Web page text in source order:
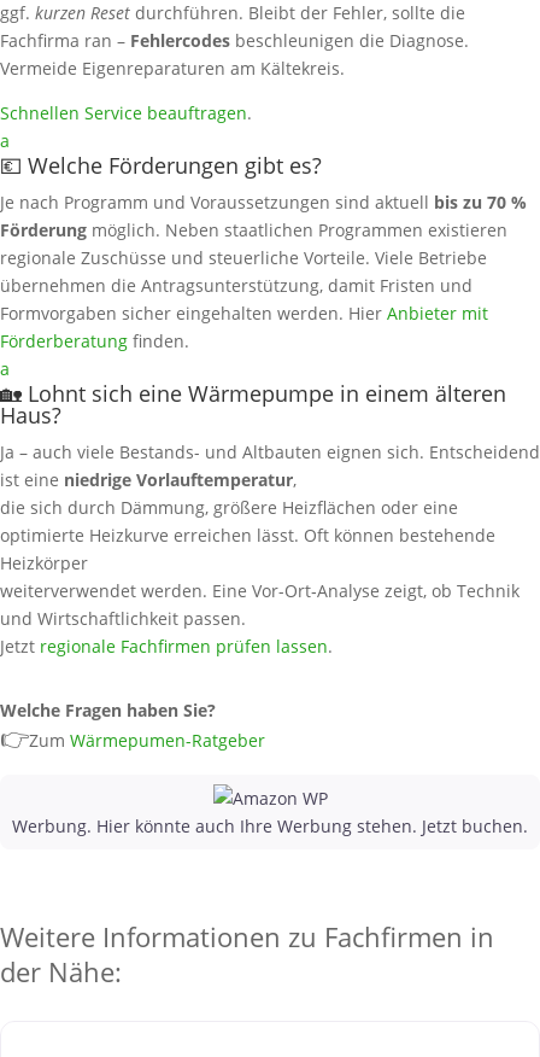
ggf. kurzen Reset durchführen. Bleibt der Fehler, sollte die
Fachfirma ran – Fehlercodes beschleunigen die Diagnose.
Vermeide Eigenreparaturen am Kältekreis.
Schnellen Service beauftragen.
a
💶 Welche Förderungen gibt es?
Je nach Programm und Voraussetzungen sind aktuell bis zu 70 %
Förderung möglich. Neben staatlichen Programmen existieren
regionale Zuschüsse und steuerliche Vorteile. Viele Betriebe
übernehmen die Antragsunterstützung, damit Fristen und
Formvorgaben sicher eingehalten werden. Hier Anbieter mit
Förderberatung finden.
a
🏡 Lohnt sich eine Wärmepumpe in einem älteren
Haus?
Ja – auch viele Bestands- und Altbauten eignen sich. Entscheidend
ist eine niedrige Vorlauftemperatur,
die sich durch Dämmung, größere Heizflächen oder eine
optimierte Heizkurve erreichen lässt. Oft können bestehende
Heizkörper
weiterverwendet werden. Eine Vor-Ort‑Analyse zeigt, ob Technik
und Wirtschaftlichkeit passen.
Jetzt regionale Fachfirmen prüfen lassen.
Welche Fragen haben Sie?
👉Zum Wärmepumen-Ratgeber
Werbung. Hier könnte auch Ihre Werbung stehen. Jetzt buchen.
Weitere Informationen zu Fachfirmen in
der Nähe: